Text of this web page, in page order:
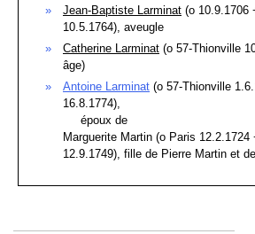
Jean-Baptiste Larminat (o 10.9.1706
10.5.1764), aveugle
Catherine Larminat (o 57-Thionville
âge)
Antoine Larminat (o 57-Thionville
16.8.1774),
époux de
Marguerite Martin (o Paris 12.2.1724
12.9.1749), fille de Pierre Martin et